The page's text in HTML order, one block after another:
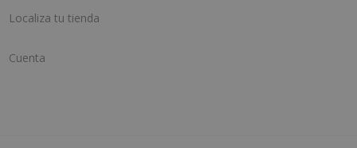
Localiza tu tienda
Cuenta